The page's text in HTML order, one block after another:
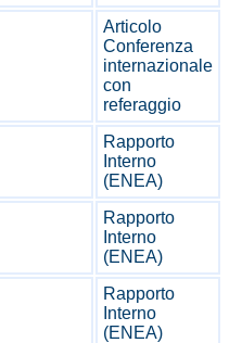
Articolo
Conferenza
internazionale
con
referaggio
Rapporto
Interno
(ENEA)
Rapporto
Interno
(ENEA)
Rapporto
Interno
(ENEA)